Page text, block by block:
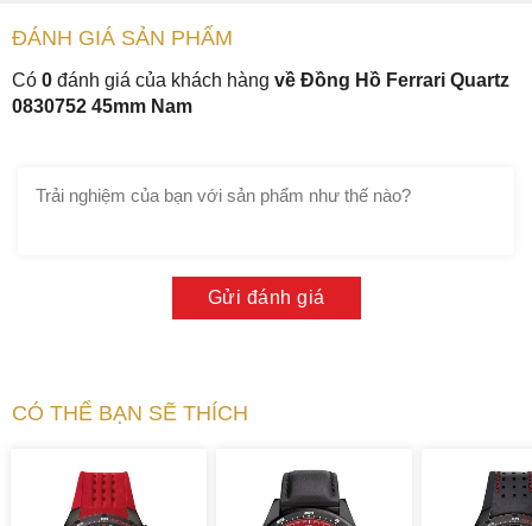
ĐÁNH GIÁ SẢN PHẤM
Có 0 đánh giá của khách hàng về Đồng Hồ Ferrari Quartz
0830752 45mm Nam
Gửi đánh giá
CÓ THỂ BẠN SẼ THÍCH